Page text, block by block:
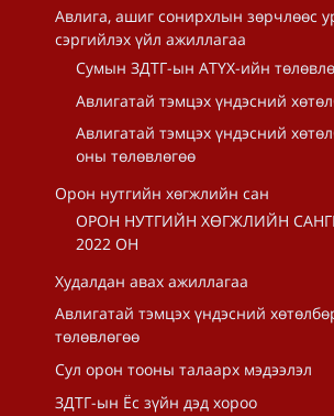
Авлига, ашиг сонирхлын зөрчлөөс
сэргийлэх үйл ажиллагаа
Сумын ЗДТГ-ын АТҮХ-ийн
Авлигатай тэмцэх үндэсний
Авлигатай тэмцэх үндэсний
оны төлөвлөгөө
Орон нутгийн хөгжлийн сан
ОРОН НУТГИЙН ХӨГЖЛИЙН
2022 ОН
Худалдан авах ажиллагаа
Авлигатай тэмцэх үндэсний
төлөвлөгөө
Сул орон тооны талаарх мэдээлэл
ЗДТГ-ын Ёс зүйн дэд хороо